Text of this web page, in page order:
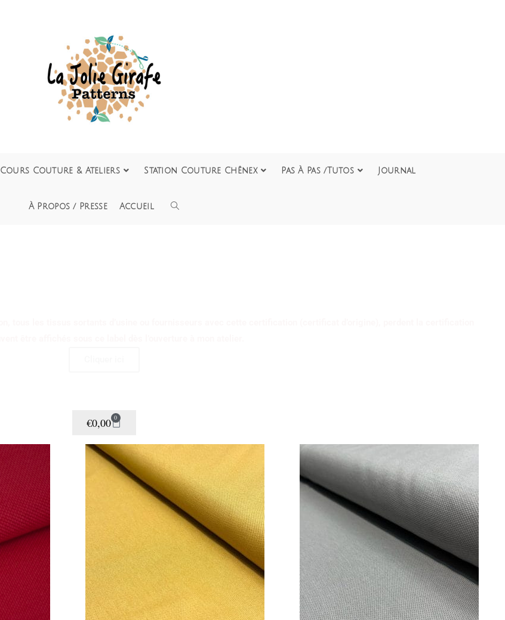
Cours Couture & Ateliers Station Couture Chênex Pas À Pas /Tutos Journal
À Propos / Presse Accueil
€0,00 0